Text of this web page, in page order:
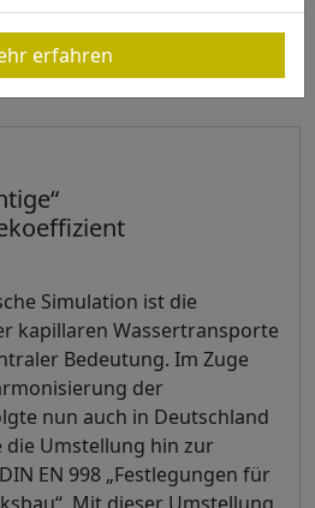
Simulation ist die
kapillaren Wassertransporte
Bedeutung. Im Zuge
der
nun auch in Deutschland
Umstellung hin zur
EN 998 „Festlegungen für
erfahren